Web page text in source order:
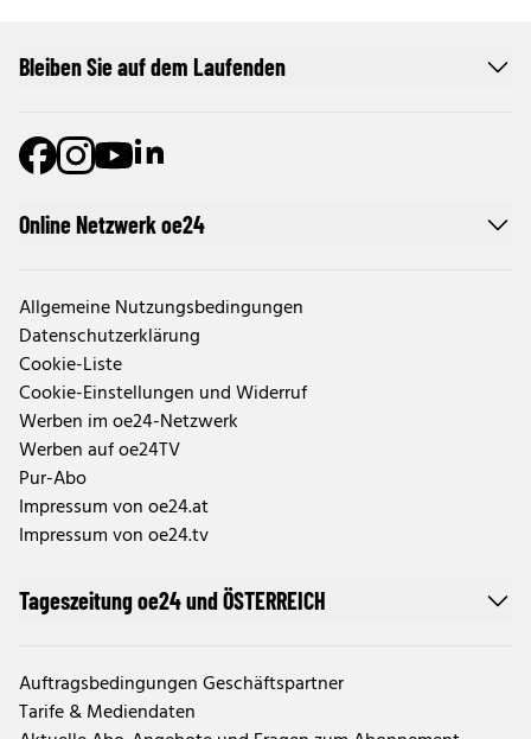
Online Netzwerk oe24
Allgemeine Nutzungsbedingungen
Datenschutzerklärung
Cookie-Liste
Cookie-Einstellungen und Widerruf
Werben im oe24-Netzwerk
Werben auf oe24TV
Pur-Abo
Impressum von oe24.at
Impressum von oe24.tv
Tageszeitung oe24 und ÖSTERREICH
Auftragsbedingungen Geschäftspartner
Tarife & Mediendaten
Bleiben Sie auf dem Laufenden